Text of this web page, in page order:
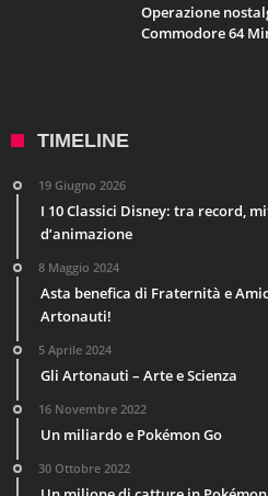
Operazione
Commodore 64
TIMELINE
19 Giugno 2026
I 10 Classici Disney: tra record,
d’animazione
8 Maggio 2024
Asta benefica di Fraternità e
Artonauti!
5 Aprile 2024
Gli Artonauti – Arte e Scienza
16 Novembre 2022
Un miliardo e Pokémon Go
30 Ottobre 2022